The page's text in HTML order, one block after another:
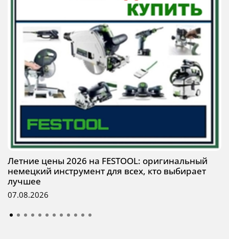
Летние цены 2026 на FESTOOL: оригинальный
немецкий инструмент для всех, кто выбирает
лучшее
07.08.2026